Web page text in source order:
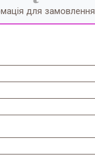
для замовлення